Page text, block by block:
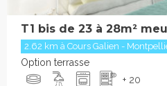
T1 bis de 23 à 28m²
2.62 km à Cours Galien -
Option terrasse
+ 20